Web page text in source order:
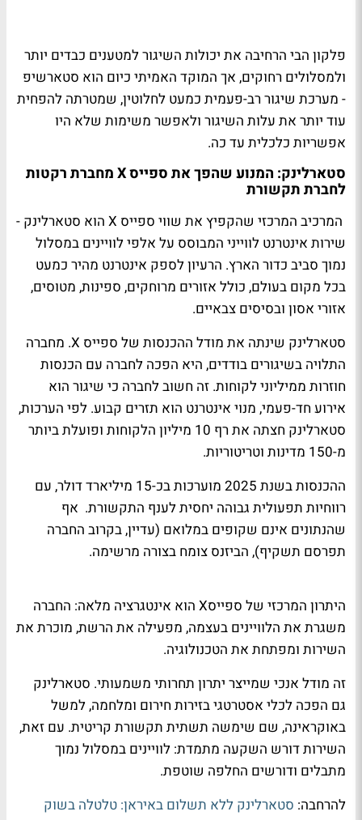
פלקון הבי הרחיבה את יכולות השיגור למטענים כבדים יותר
ולמסלולים רחוקים, אך המוקד האמיתי כיום הוא סטארשיפ
- מערכת שיגור רב-פעמית כמעט לחלוטין, שמטרתה להפחית
עוד יותר את עלות השיגור ולאפשר משימות שלא היו
אפשריות כלכלית עד כה.
סטארלינק: המנוע שהפך את ספייס X מחברת רקטות
לחברת תקשורת
המרכיב המרכזי שהקפיץ את שווי ספייס X הוא סטארלינק -
שירות אינטרנט לווייני המבוסס על אלפי לוויינים במסלול
נמוך סביב כדור הארץ. הרעיון לספק אינטרנט מהיר כמעט
בכל מקום בעולם, כולל אזורים מרוחקים, ספינות, מטוסים,
אזורי אסון ובסיסים צבאיים.
סטארלינק שינתה את מודל ההכנסות של ספייס X. מחברה
התלויה בשיגורים בודדים, היא הפכה לחברה עם הכנסות
חוזרות ממיליוני לקוחות. זה חשוב לחברה כי שיגור הוא
אירוע חד-פעמי, מנוי אינטרנט הוא תזרים קבוע. לפי הערכות,
סטארלינק חצתה את רף 10 מיליון הלקוחות ופועלת ביותר
מ-150 מדינות וטריטוריות.
ההכנסות בשנת 2025 מוערכות בכ-15 מיליארד דולר, עם
רווחיות תפעולית גבוהה יחסית לענף התקשורת. אף
שהנתונים אינם שקופים במלואם (עדיין, בקרוב החברה
תפרסם תשקיף), הביזנס צומח בצורה מרשימה.
היתרון המרכזי של ספייסX הוא אינטגרציה מלאה: החברה
משגרת את הלוויינים בעצמה, מפעילה את הרשת, מוכרת את
השירות ומפתחת את הטכנולוגיה.
זה מודל אנכי שמייצר יתרון תחרותי משמעותי. סטארלינק
גם הפכה לכלי אסטרטגי בזירות חירום ומלחמה, למשל
באוקראינה, שם שימשה תשתית תקשורת קריטית. עם זאת,
השירות דורש השקעה מתמדת: לוויינים במסלול נמוך
מתבלים ודורשים החלפה שוטפת.
להרחבה: סטארלינק ללא תשלום באיראן: טלטלה בשוק